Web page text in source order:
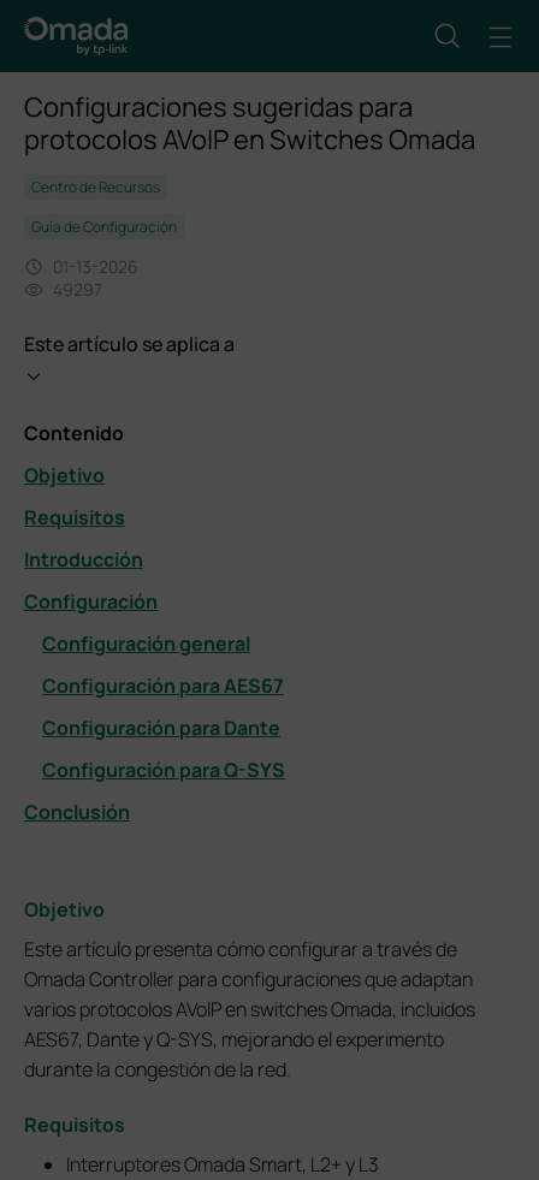
Configuraciones sugeridas para
protocolos AVoIP en Switches Omada
Centro de Recursos
Guía de Configuración
01-13-2026
49297
Este artículo se aplica a
Contenido
Objetivo
Requisitos
Introducción
Configuración
Configuración general
Configuración para AES67
Configuración para Dante
Configuración para Q-SYS
Conclusión
Objetivo
Este artículo presenta cómo configurar a través de
Omada Controller para configuraciones que adaptan
varios protocolos AVoIP en switches Omada, incluidos
AES67, Dante y Q-SYS, mejorando el experimento
durante la congestión de la red.
Requisitos
Interruptores Omada Smart, L2+ y L3